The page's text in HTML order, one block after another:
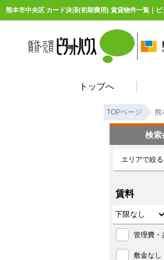
熊本市中央区 カード決済(初期費用) 賃貸物件一覧｜
トップへ
TOPページ 熊
検索
エリアで絞る
賃料
管理費・
敷金なし